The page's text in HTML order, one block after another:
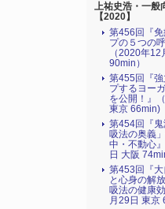
上祐史浩・一般
【2020】
第456回『
プの５つの
（2020年
90min）
第455回『
プするヨー
を公開！』
東京 66min)
第454回『
吸法の奥義
中・不動心
日 大阪
第453回『
と心身の解
吸法の健康
月29日 東京